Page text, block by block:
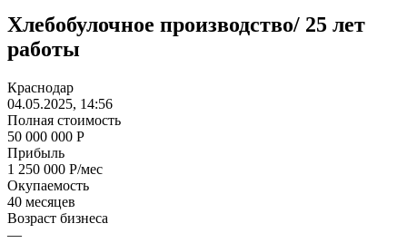
Хлебобулочное производство/ 25 лет
работы
Краснодар
04.05.2025, 14:56
Полная стоимость
50 000 000 Р
Прибыль
1 250 000 Р/мес
Окупаемость
40 месяцев
Возраст бизнеса
—